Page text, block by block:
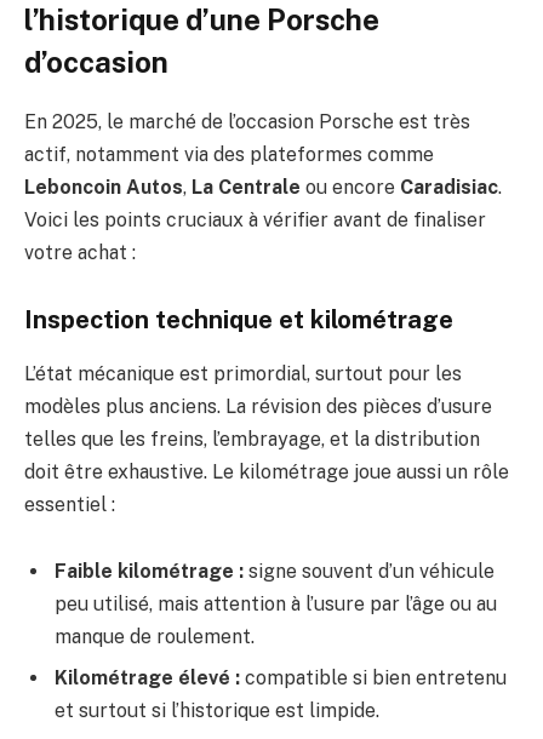
l’historique d’une Porsche
d’occasion
En 2025, le marché de l’occasion Porsche est très
actif, notamment via des plateformes comme
Leboncoin Autos, La Centrale ou encore Caradisiac.
Voici les points cruciaux à vérifier avant de finaliser
votre achat :
Inspection technique et kilométrage
L’état mécanique est primordial, surtout pour les
modèles plus anciens. La révision des pièces d’usure
telles que les freins, l’embrayage, et la distribution
doit être exhaustive. Le kilométrage joue aussi un rôle
essentiel :
Faible kilométrage : signe souvent d’un véhicule
peu utilisé, mais attention à l’usure par l’âge ou au
manque de roulement.
Kilométrage élevé : compatible si bien entretenu
et surtout si l’historique est limpide.